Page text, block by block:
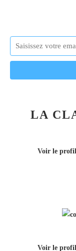
LA
Voir le
Voir le